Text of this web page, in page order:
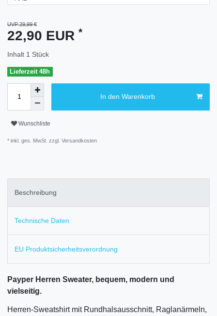
UVP 29,99 €
22,90 EUR *
Inhalt 1 Stück
Lieferzeit 48h
In den Warenkorb
Wunschliste
* inkl. ges. MwSt. zzgl. Versandkosten
Beschreibung
Technische Daten
EU Produktsicherheitsverordnung
Payper Herren Sweater, bequem, modern und
vielseitig.
Herren-Sweatshirt mit Rundhalsausschnitt, Raglanärmeln,